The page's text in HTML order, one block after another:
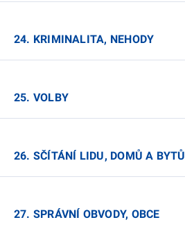
24. KRIMINALITA, NEHODY
25. VOLBY
26. SČÍTÁNÍ LIDU, DOMŮ A BYTŮ
27. SPRÁVNÍ OBVODY, OBCE